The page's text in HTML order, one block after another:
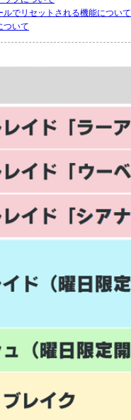
ルでリセットされる機能について
ついて